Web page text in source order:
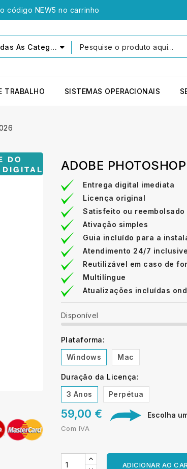
código NEW5 no carrinho
As Categorias
TRABALHO SISTEMAS OPERACIONAIS
ADOBE
Entrega digital imediata
Licença original
Satisfeito ou reembolsado
Ativação simples
Guia incluído para a
Atendimento 24/7
Reutilizável em caso de
Multilíngue
Atualizações incluídas
Disponível
Plataforma:
Windows
Mac
Duração da Licença:
3 Anos
Perpétua
59,00 € Escolha
Com IVA
ADICIONAR AO